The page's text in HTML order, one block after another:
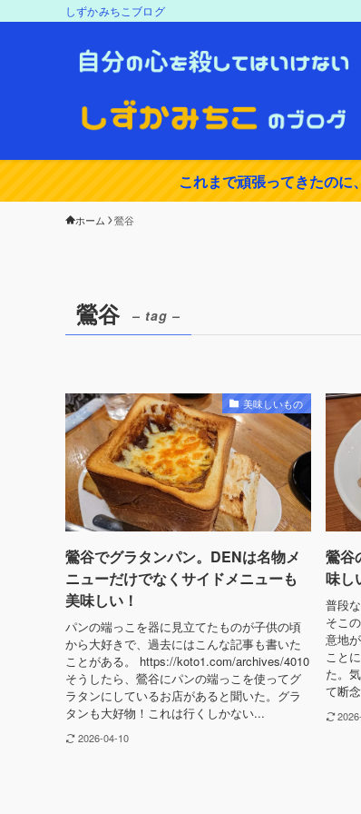
しずかみちこブログ
これまで頑張ってきたのに
ホーム 鶯谷
鶯谷 – tag –
美味しいもの
鶯谷でグラタンパン。DENは名物メ
ニューだけでなくサイドメニューも
美味しい！
パンの端っこを器に見立てたものが子供の頃
から大好きで、過去にはこんな記事も書いた
ことがある。 https://koto1.com/archives/4010
そうしたら、鶯谷にパンの端っこを使ってグ
ラタンにしているお店があると聞いた。グラ
タンも大好物！これは行くしかない...
2026-04-10
鶯谷
味し
普段
そこ
意地
こと
た。
て断